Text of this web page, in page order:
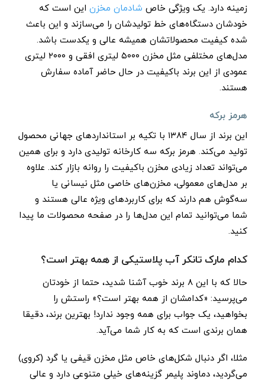
زمینه دارد. یک ویژگی خاص شادمان مخزن این است که
خودشان دستگاه‌های خط تولیدشان را می‌سازند و این باعث
شده کیفیت محصولاتشان همیشه عالی و یکدست باشد.
مدل‌های مختلفی مثل مخزن ۵۰۰۰ لیتری افقی و ۲۰۰۰ لیتری
عمودی از این برند باکیفیت در حال حاضر آماده سفارش
هستند.
هرمز برکه
این برند از سال ۱۳۸۴ با تکیه بر استانداردهای جهانی محصول
تولید می‌کند. هرمز برکه سه کارخانه تولیدی دارد و برای همین
می‌تواند تعداد زیادی مخزن باکیفیت را روانه بازار کند. علاوه
بر مدل‌های معمولی، مخزن‌های خاصی مثل نیسانی یا
سه‌گوش هم دارند که برای کاربردهای ویژه عالی هستند و
شما می‌توانید تمام این مدل‌ها را در صفحه محصولات ما پیدا
کنید.
کدام مارک تانکر آب پلاستیکی از همه بهتر است؟
حالا که با این ۸ برند خوب آشنا شدید، حتما از خودتان
می‌پرسید: «کدامشان از همه بهتر است؟» راستش را
بخواهید، یک جواب برای همه وجود ندارد! بهترین برند، دقیقا
همان برندی است که به کار شما می‌آید.
مثلا، اگر دنبال شکل‌های خاص مثل مخزن قیفی یا گرد (کروی)
می‌گردید، دماوند پلیمر گزینه‌های خیلی متنوعی دارد و عالی